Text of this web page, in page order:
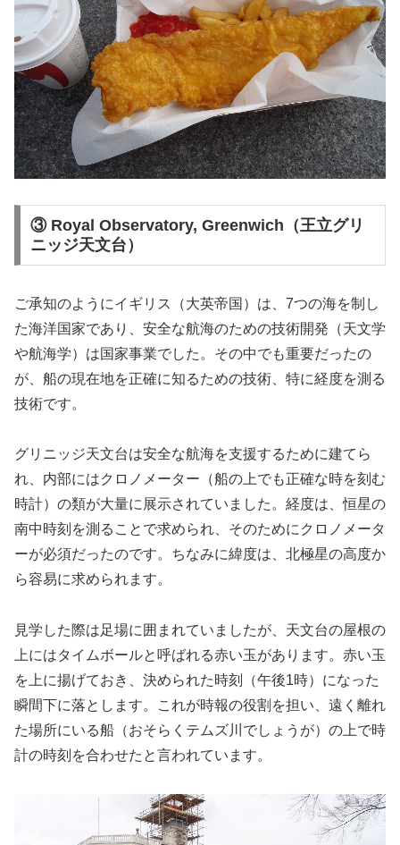
③ Royal Observatory, Greenwich（王立グリ
ニッジ天文台）
ご承知のようにイギリス（大英帝国）は、7つの海を制し
た海洋国家であり、安全な航海のための技術開発（天文学
や航海学）は国家事業でした。その中でも重要だったの
が、船の現在地を正確に知るための技術、特に経度を測る
技術です。
グリニッジ天文台は安全な航海を支援するために建てら
れ、内部にはクロノメーター（船の上でも正確な時を刻む
時計）の類が大量に展示されていました。経度は、恒星の
南中時刻を測ることで求められ、そのためにクロノメータ
ーが必須だったのです。ちなみに緯度は、北極星の高度か
ら容易に求められます。
見学した際は足場に囲まれていましたが、天文台の屋根の
上にはタイムボールと呼ばれる赤い玉があります。赤い玉
を上に揚げておき、決められた時刻（午後1時）になった
瞬間下に落とします。これが時報の役割を担い、遠く離れ
た場所にいる船（おそらくテムズ川でしょうが）の上で時
計の時刻を合わせたと言われています。